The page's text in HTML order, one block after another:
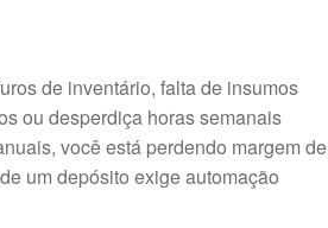
de inventário, falta de insumos
ou desperdiça horas semanais
você está perdendo margem de
um depósito exige automação